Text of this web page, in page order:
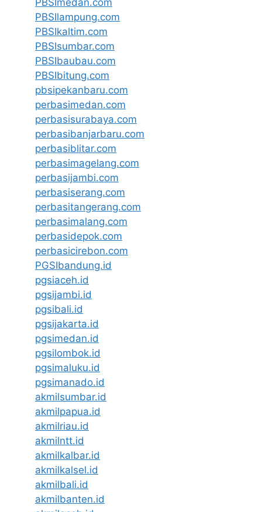
PBSImedan.com
PBSIlampung.com
PBSIkaltim.com
PBSIsumbar.com
PBSIbaubau.com
PBSIbitung.com
pbsipekanbaru.com
perbasimedan.com
perbasisurabaya.com
perbasibanjarbaru.com
perbasiblitar.com
perbasimagelang.com
perbasijambi.com
perbasiserang.com
perbasitangerang.com
perbasimalang.com
perbasidepok.com
perbasicirebon.com
PGSIbandung.id
pgsiaceh.id
pgsijambi.id
pgsibali.id
pgsijakarta.id
pgsimedan.id
pgsilombok.id
pgsimaluku.id
pgsimanado.id
akmilsumbar.id
akmilpapua.id
akmilriau.id
akmilntt.id
akmilkalbar.id
akmilkalsel.id
akmilbali.id
akmilbanten.id